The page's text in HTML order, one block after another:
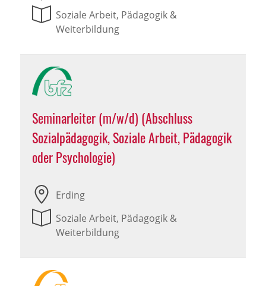
Soziale Arbeit, Pädagogik &
Weiterbildung
Seminarleiter (m/w/d) (Abschluss
Sozialpädagogik, Soziale Arbeit, Pädagogik
oder Psychologie)
Erding
Soziale Arbeit, Pädagogik &
Weiterbildung